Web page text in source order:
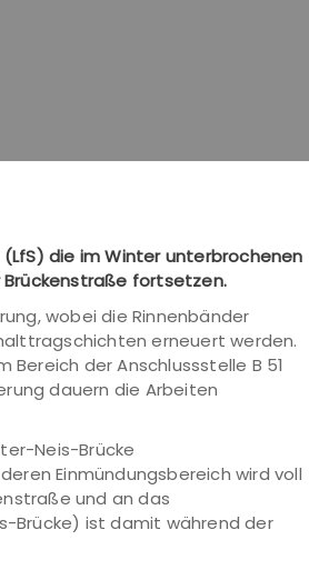
die im Winter unterbrochenen
Brückenstraße fortsetzen.
wobei die Rinnenbänder
erneuert werden.
der Anschlussstelle B 51
dauern die Arbeiten
Neis-Brücke
Einmündungsbereich wird voll
und an das
Brücke) ist damit während der